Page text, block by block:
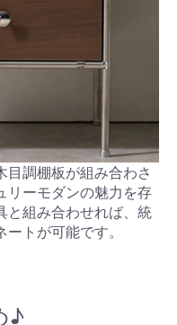
目調棚板が組み合わさ
リーモダンの魅力を存
と組み合わせれば、統
トが可能です。
♪